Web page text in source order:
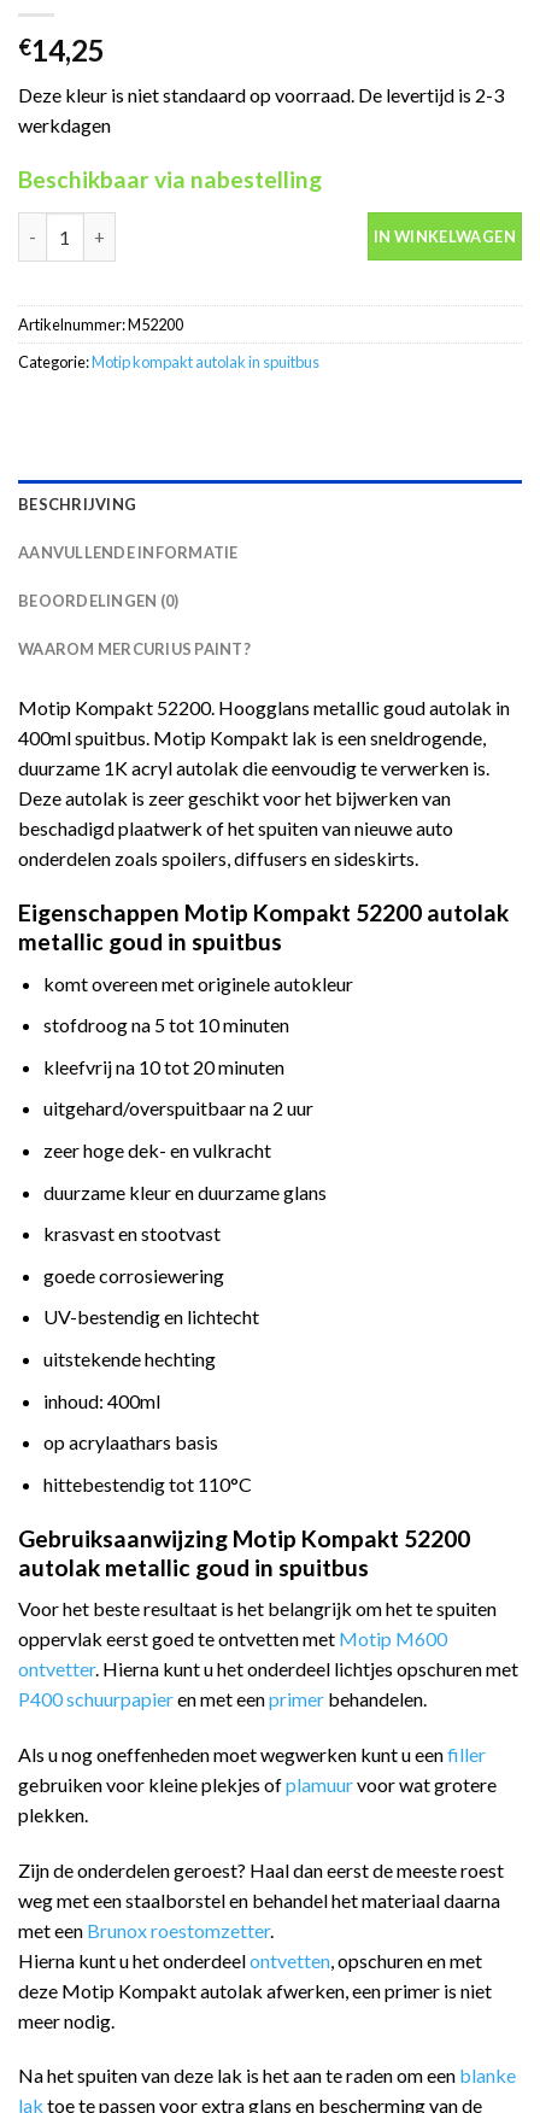
€14,25
Deze kleur is niet standaard op voorraad. De levertijd is 2-3
werkdagen
Beschikbaar via nabestelling
Motip Kompakt 52200 goud metallic autolak in spuitbus 400ml
IN WINKELWAGEN
Artikelnummer:M52200
Categorie:Motip kompakt autolak in spuitbus
BESCHRIJVING
AANVULLENDE INFORMATIE
BEOORDELINGEN (0)
WAAROM MERCURIUS PAINT?
Motip Kompakt 52200. Hoogglans metallic goud autolak in
400ml spuitbus. Motip Kompakt lak is een sneldrogende,
duurzame 1K acryl autolak die eenvoudig te verwerken is.
Deze autolak is zeer geschikt voor het bijwerken van
beschadigd plaatwerk of het spuiten van nieuwe auto
onderdelen zoals spoilers, diffusers en sideskirts.
Eigenschappen Motip Kompakt 52200 autolak
metallic goud in spuitbus
komt overeen met originele autokleur
stofdroog na 5 tot 10 minuten
kleefvrij na 10 tot 20 minuten
uitgehard/overspuitbaar na 2 uur
zeer hoge dek- en vulkracht
duurzame kleur en duurzame glans
krasvast en stootvast
goede corrosiewering
UV-bestendig en lichtecht
uitstekende hechting
inhoud: 400ml
op acrylaathars basis
hittebestendig tot 110°C
Gebruiksaanwijzing Motip Kompakt 52200
autolak metallic goud in spuitbus
Voor het beste resultaat is het belangrijk om het te spuiten
oppervlak eerst goed te ontvetten met Motip M600
ontvetter. Hierna kunt u het onderdeel lichtjes opschuren met
P400 schuurpapieren met eenprimer behandelen.
Als u nog oneffenheden moet wegwerken kunt u eenfiller
gebruiken voor kleine plekjes ofplamuurvoor wat grotere
plekken.
Zijn de onderdelen geroest? Haal dan eerst de meeste roest
weg met een staalborstel en behandel het materiaal daarna
met een Brunox roestomzetter.
Hierna kunt u het onderdeelontvetten , opschuren en met
deze Motip Kompakt autolak afwerken, een primer is niet
meer nodig.
Na het spuiten van deze lak is het aan te raden om een blanke
lak toe te passen voor extra glans en bescherming van de